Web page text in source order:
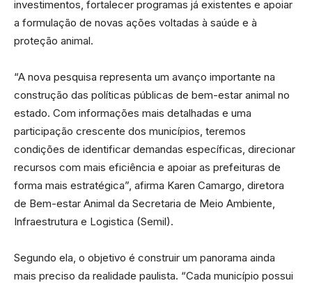
investimentos, fortalecer programas já existentes e apoiar
a formulação de novas ações voltadas à saúde e à
proteção animal.
“A nova pesquisa representa um avanço importante na
construção das políticas públicas de bem-estar animal no
estado. Com informações mais detalhadas e uma
participação crescente dos municípios, teremos
condições de identificar demandas específicas, direcionar
recursos com mais eficiência e apoiar as prefeituras de
forma mais estratégica”, afirma Karen Camargo, diretora
de Bem-estar Animal da Secretaria de Meio Ambiente,
Infraestrutura e Logistica (Semil).
Segundo ela, o objetivo é construir um panorama ainda
mais preciso da realidade paulista. “Cada município possui